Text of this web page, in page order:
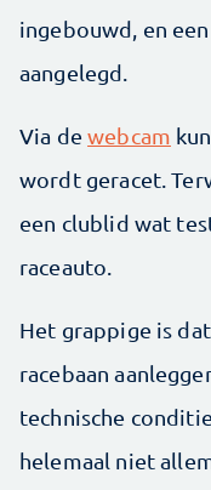
ingebouwd, en
aangelegd.
Via dewebcam
wordt geracet.
een clublid wat
raceauto.
Het grappige is
racebaan
technische
helemaal niet